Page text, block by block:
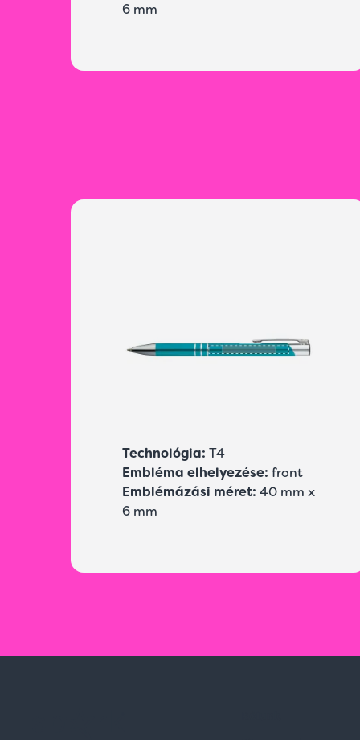
6 mm
Technológia: T4
Embléma elhelyezése: front
Emblémázási méret: 40 mm x
6 mm